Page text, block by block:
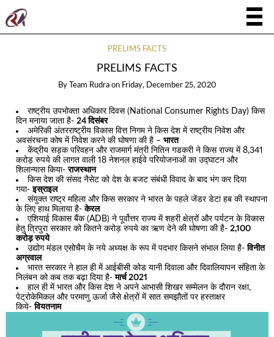
PRELIMS FACTS
PRELIMS FACTS
By Team Rudra on Friday, December 25, 2020
राष्ट्रीय उपभोक्ता अधिकार दिवस (National Consumer Rights Day) किस
दिन मनाया जाता है-24 दिसंबर
अमेरिकी अंतरराष्ट्रीय विकास वित्त निगम ने किस देश में राष्ट्रीय निवेश और
अवसंरचना कोष में निवेश करने की घोषणा की है –भारत
केंद्रीय सड़क परिवहन और राजमार्ग मंत्री नितिन गडकरी ने किस राज्य में 8,341
करोड़ रुपये की लागत वाली 18 नेशनल हाईवे परियोजनाओं का उद्घाटन और
शिलान्यास किया-राजस्थान
किस देश की संसद नैसेट को देश के बजट संबंधी विवाद के बाद भंग कर दिया
गया-इस्राइल
संयुक्त राष्ट्र महिला और किस सरकार ने भारत के पहले जेंडर डेटा हब की स्थापना
के लिए हाथ मिलाया है-केरल
एशियाई विकास बैंक (ADB) ने पूर्वोत्तर राज्य में शहरी क्षेत्रों और पर्यटन के विकास
हेतु त्रिपुरा सरकार को कितने करोड़ रुपये का ऋण देने की घोषणा की है-2,100
करोड़ रुपये
उद्योग मंडल एसोचैम के नये अध्यक्ष के रूप में पदभार किसने संभाल लिया है-विनीत
अग्रवाल
भारत सरकार ने हाल ही में आईबीसी कोड यानी दिवाला और दिवालियापन संहिता के
निलंबन को कब तक बढ़ा दिया है-मार्च 2021
हाल ही में भारत और किस देश ने अपने आभासी शिखर सम्मेलन के दौरान रक्षा,
पेट्रोकेमिकल और परमाणु ऊर्जा जैसे क्षेत्रों में सात समझौतों पर हस्ताक्षर
किये-वियतनाम